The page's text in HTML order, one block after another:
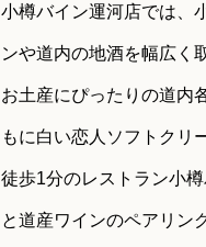
小樽バイン運河店では、
ンや道内の地酒を幅広く
お土産にぴったりの道内
もに白い恋人ソフトクリ
徒歩1分のレストラン小
と道産ワインのペアリン